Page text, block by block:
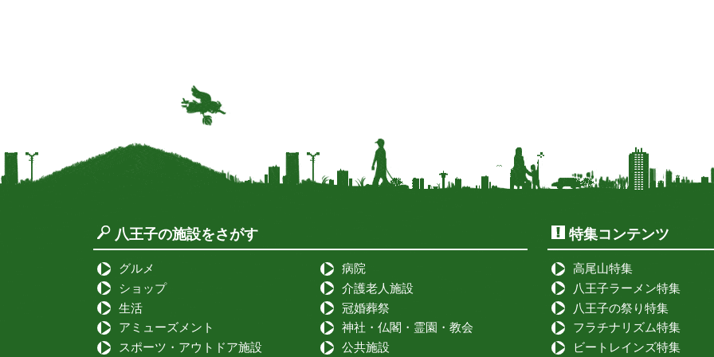
八王子の施設をさがす
グルメ
ショップ
生活
アミューズメント
スポーツ・アウトドア施設
病院
介護老人施設
冠婚葬祭
神社・仏閣・霊園・教会
公共施設
特集コンテンツ
高尾山特集
八王子ラーメン特集
八王子の祭り特集
フラチナリズム特集
ビートレインズ特集